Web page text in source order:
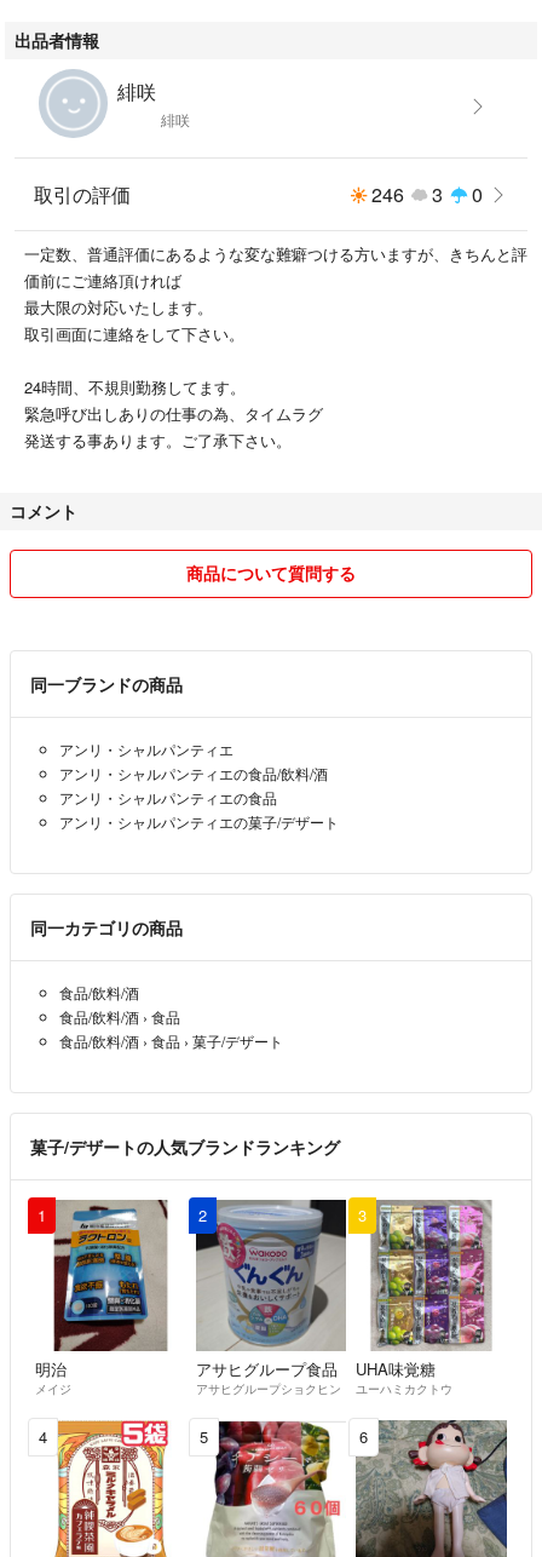
出品者情報
緋咲
緋咲
取引の評価 246 3 0
一定数、普通評価にあるような変な難癖つける方いますが、きちんと評
価前にご連絡頂ければ
最大限の対応いたします。
取引画面に連絡をして下さい。
24時間、不規則勤務してます。
緊急呼び出しありの仕事の為、タイムラグ
発送する事あります。ご了承下さい。
コメント
商品について質問する
同一ブランドの商品
アンリ・シャルパンティエ
アンリ・シャルパンティエの食品/飲料/酒
アンリ・シャルパンティエの食品
アンリ・シャルパンティエの菓子/デザート
同一カテゴリの商品
食品/飲料/酒
食品/飲料/酒 › 食品
食品/飲料/酒 › 食品 › 菓子/デザート
菓子/デザートの人気ブランドランキング
1
明治
メイジ
2
アサヒグループ食品
アサヒグループショクヒン
3
UHA味覚糖
ユーハミカクトウ
4 5 6